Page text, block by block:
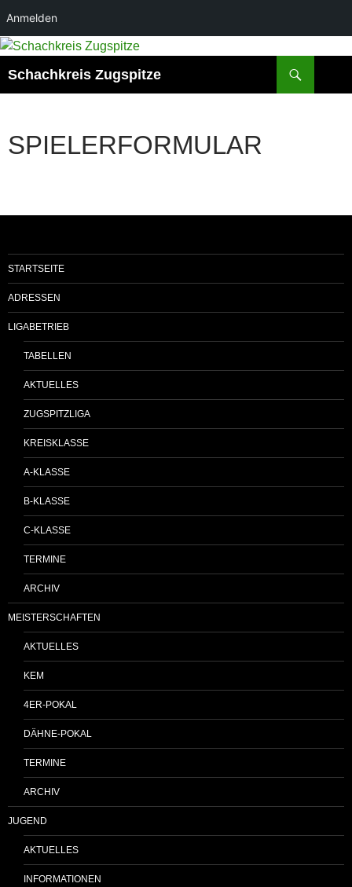
Anmelden
Zum
springen
Schachkreis Zugspitze
SPIELERFORMULAR
STARTSEITE
ADRESSEN
LIGABETRIEB
TABELLEN
AKTUELLES
ZUGSPITZLIGA
KREISKLASSE
A-KLASSE
B-KLASSE
C-KLASSE
TERMINE
ARCHIV
MEISTERSCHAFTEN
AKTUELLES
KEM
4ER-POKAL
DÄHNE-POKAL
TERMINE
ARCHIV
JUGEND
AKTUELLES
INFORMATIONEN